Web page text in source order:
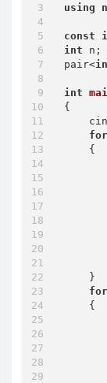
using
const
int n;
pair<
int
{
for
    {
    }
for
    {